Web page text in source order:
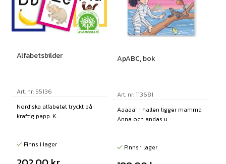
Alfabetsbilder
Art. nr: 55136
Nordiska alfabetet tryckt på
kraftig papp. K...
Finns i lager
ApABC, bok
Art. nr: 113681
Aaaaa" I hallen ligger mamma
Anna och andas u...
Finns i lager